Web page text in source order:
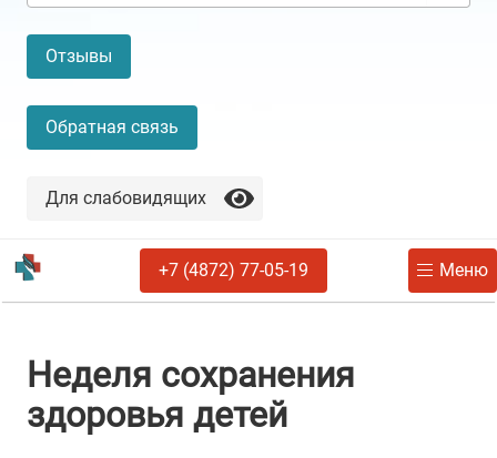
Отзывы
Обратная связь
Для слабовидящих
+7 (4872) 77-05-19 Меню
Неделя сохранения
здоровья детей